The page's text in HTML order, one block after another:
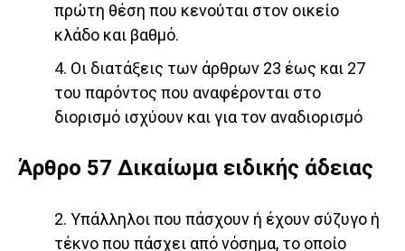
πρώτη θέση που κενούται στον οικείο
κλάδο και βαθμό.
4. Οι διατάξεις των άρθρων 23 έως και 27
του παρόντος που αναφέρονται στο
διορισμό ισχύουν και για τον αναδιορισμό
Άρθρο 57 Δικαίωμα ειδικής άδειας
2. Υπάλληλοι που πάσχουν ή έχουν σύζυγο ή
τέκνο που πάσχει από νόσημα, το οποίο